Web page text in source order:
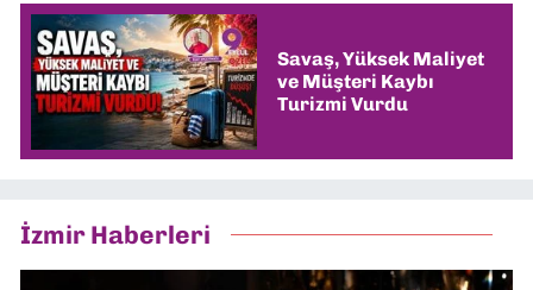
Savaş, Yüksek Maliyet
ve Müşteri Kaybı
Turizmi Vurdu
İzmir Haberleri